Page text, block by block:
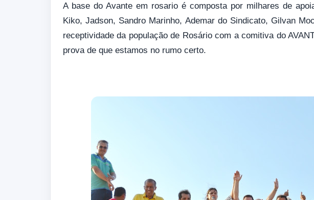
A base do Avante em rosario é composta por milhares de
Kiko, Jadson, Sandro Marinho, Ademar do Sindicato, Gilvan
receptividade da população de Rosário com a comitiva do
prova de que estamos no rumo certo.